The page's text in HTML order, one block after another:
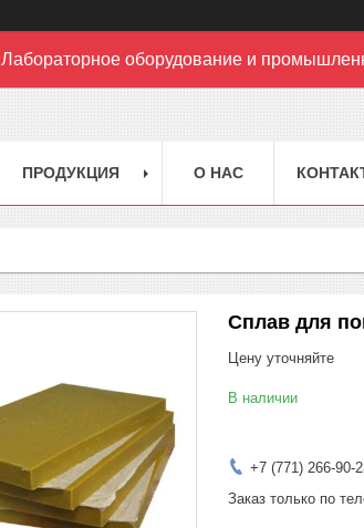
Лабораторное оборудование и
ПРОДУКЦИЯ О НАС
Сплав для
Цену уточняйте
В наличии
+7 (771) 266-90-
Заказ только по